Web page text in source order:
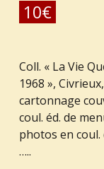
10€
Coll. « La Vie
1968 »,
cartonnage
coul. éd. de
photos en
…..